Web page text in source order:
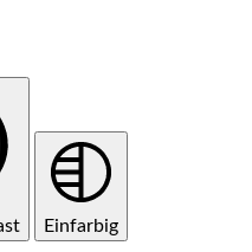
Einfarbig